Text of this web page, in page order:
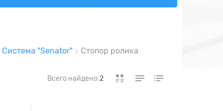
Система "Senator" Стопор ролика
Всего найдено:2